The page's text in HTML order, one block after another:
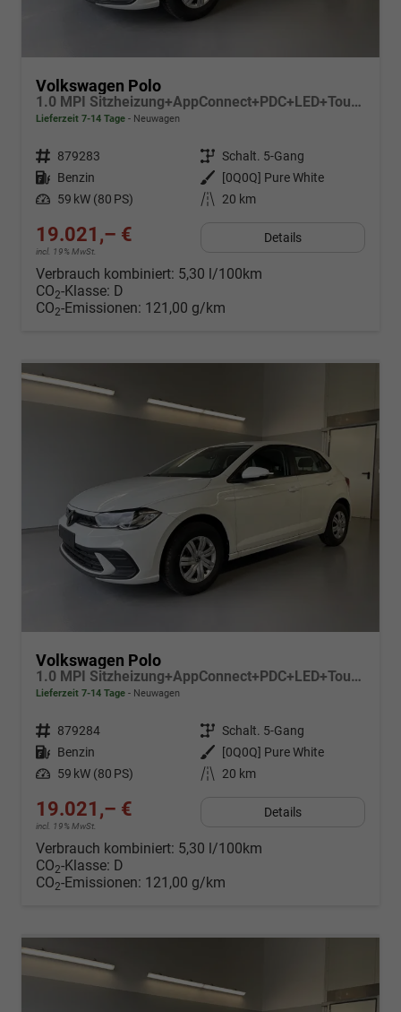
Volkswagen Polo
1.0 MPI Sitzheizung+AppConnect+PDC+LED+Touch+Lichtsensor+MultiLenkrad
Lieferzeit 7-14 Tage Neuwagen
Fahrzeugnr. 879283 Getriebe Schalt. 5-Gang
Kraftstoff Benzin Außenfarbe
[0Q0Q] Pure White
Leistung 59 kW (80 PS) Kilometerstand 20 km
19.021,– €
incl. 19% MwSt.
Details
Verbrauch kombiniert: 5,30 l/100km
CO2-Klasse: D
CO2-Emissionen: 121,00 g/km
Volkswagen Polo
1.0 MPI Sitzheizung+AppConnect+PDC+LED+Touch+Lichtsensor+MultiLenkrad
Lieferzeit 7-14 Tage Neuwagen
Fahrzeugnr. 879284 Getriebe Schalt. 5-Gang
Kraftstoff Benzin Außenfarbe
[0Q0Q] Pure White
Leistung 59 kW (80 PS) Kilometerstand 20 km
19.021,– €
incl. 19% MwSt.
Details
Verbrauch kombiniert: 5,30 l/100km
CO2-Klasse: D
CO2-Emissionen: 121,00 g/km